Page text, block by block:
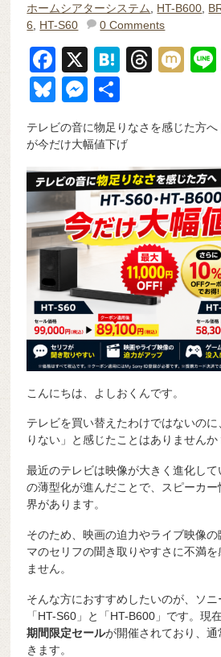
ホームシアターシステム
HT-B600
6
HT-S60 0 Comments
F
a
c
e
o
o
k
X
H
n
a
T
a
d
s
M
Bl
u
e
sk
y
M
e
ss
e
n
g
er
有
テレビの音に物足りなさを感じた方
が今だけ大幅値下げ
こんにちは、よしおくんです。
テレビを買い替えたわけではないの
りない」と感じたことはありませんか
最近のテレビは映像が大きく進化し
の薄型化が進んだことで、スピーカ
界があります。
そのため、映画の迫力やライブ映像
マのセリフの聞き取りやすさに不満
ません。
そんな方におすすめしたいのが、ソ
「HT-S60」と「HT-B600」です。現在
期間限定セールが開催されており、
きます。